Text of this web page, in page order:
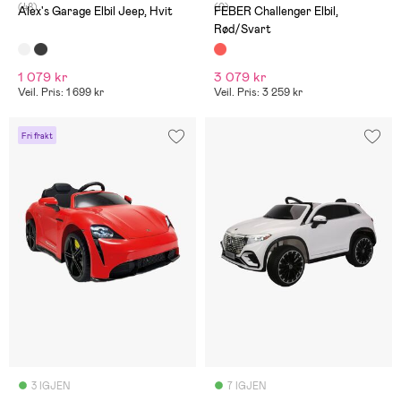
(48)
Alex's Garage Elbil Jeep, Hvit
1 079 kr
Veil. Pris: 1 699 kr
(0)
FEBER Challenger Elbil,
Rød/Svart
3 079 kr
Veil. Pris: 3 259 kr
Fri frakt
3 IGJEN 7 IGJEN